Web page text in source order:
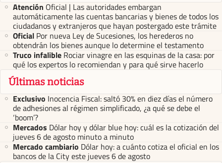
Atención Oficial | Las autoridades embargan
automáticamente las cuentas bancarias y bienes de todos los
ciudadanos y extranjeros que hayan postergado este trámite
Oficial Por nueva Ley de Sucesiones, los herederos no
obtendrán los bienes aunque lo determine el testamento
Truco infalible Rociar vinagre en las esquinas de la casa: por
qué los expertos lo recomiendan y para qué sirve hacerlo
Últimas noticias
Exclusivo Inocencia Fiscal: saltó 30% en diez días el número
de adhesiones al régimen simplificado, ¿a qué se debe el
‘boom’?
Mercados Dólar hoy y dólar blue hoy: cuál es la cotización del
jueves 6 de agosto minuto a minuto
Mercado cambiario Dólar hoy: a cuánto cotiza el oficial en los
bancos de la City este jueves 6 de agosto